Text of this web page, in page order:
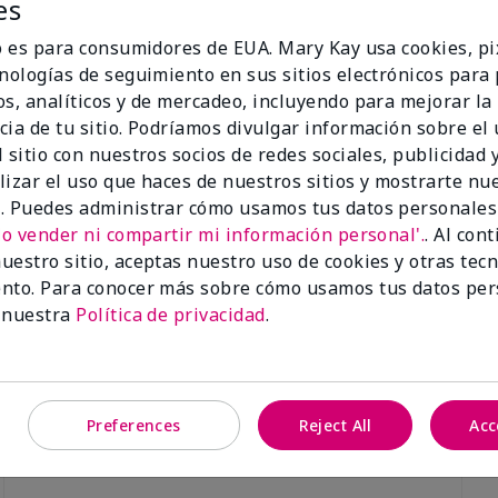
Duo Facial Device de edición
TimeWise® Luminous 3D
Light 1​ (subtonos rosados
$28.00
es para consumidores de EUA. Mary Kay usa cookies,
de seguimiento en sus sitios electrónicos para
analíticos y de mercadeo, incluyendo para mejorar la
de tu sitio. Podríamos divulgar información sobre el
sitio con nuestros socios de redes sociales, publicidad
el uso que haces de nuestros sitios y mostrarte
Puedes administrar cómo usamos tus datos
vender ni compartir mi información personal'.. Al
sitio, aceptas nuestro uso de cookies y otras
Para conocer más sobre cómo usamos tus datos
Política de privacidad.
Preferences Reject All